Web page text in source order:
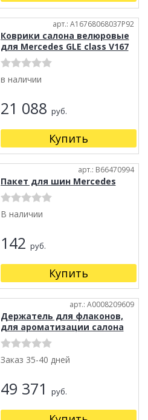
арт.: A16768068037P92
Коврики салона велюровые
для Mercedes GLE class V167
в наличии
21 088 руб.
Купить
арт.: B66470994
Пакет для шин Mercedes
В наличии
142 руб.
Купить
арт.: A0008209609
Держатель для флаконов,
для ароматизации салона
Заказ 35-40 дней
49 371 руб.